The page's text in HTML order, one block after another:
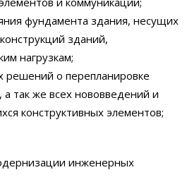
фундамента здания, несущих
зданий,
нагрузкам;
решений о перепланировке
так же всех нововведений и
конструктивных элементов;
инженерных